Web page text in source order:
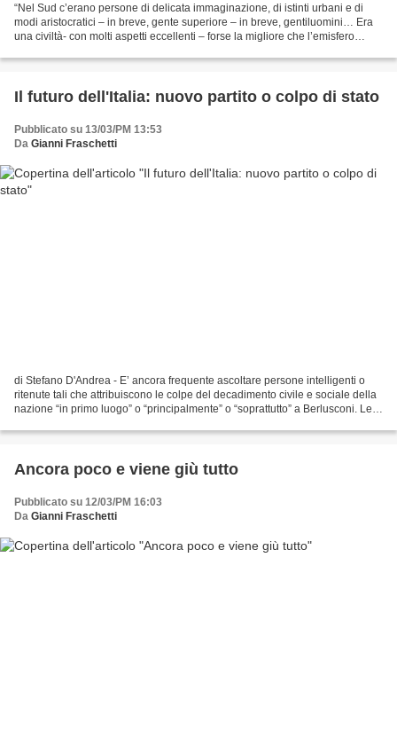
“Nel Sud c’erano persone di delicata immaginazione, di istinti urbani e di
modi aristocratici – in breve, gente superiore – in breve, gentiluomini… Era
una civiltà- con molti aspetti eccellenti – forse la migliore che l’emisfero
Il futuro dell'Italia: nuovo partito o colpo di stato
Pubblicato su 13/03/PM 13:53
Da Gianni Fraschetti
di Stefano D'Andrea - E’ ancora frequente ascoltare persone intelligenti o
ritenute tali che attribuiscono le colpe del decadimento civile e sociale della
nazione “in primo luogo” o “principalmente” o “soprattutto” a Berlusconi. Le
Ancora poco e viene giù tutto
Pubblicato su 12/03/PM 16:03
Da Gianni Fraschetti